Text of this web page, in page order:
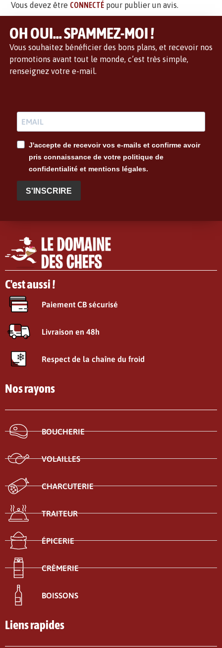
Vous devez être CONNECTÉ pour publier un avis.
OH OUI... SPAMMEZ-MOI !
Vous souhaitez bénéficier des bons plans, et recevoir nos
promotions avant tout le monde, c’est très simple,
renseignez votre e-mail.
J'accepte de recevoir vos e-mails et confirme avoir
pris connaissance de votre politique de
confidentialité et mentions légales.
S'INSCRIRE
C'est aussi !
Paiement CB sécurisé
Livraison en 48h
Respect de la chaîne du froid
Nos rayons
BOUCHERIE
VOLAILLES
CHARCUTERIE
TRAITEUR
ÉPICERIE
CRÈMERIE
BOISSONS
Liens rapides